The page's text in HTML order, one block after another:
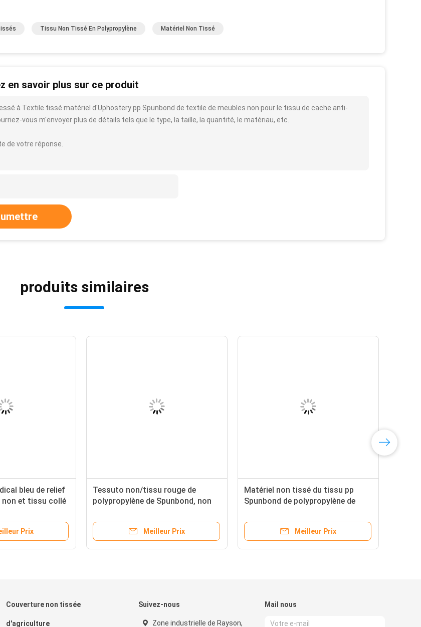
Tissu Non Tissé En Polypropylène Matériel Non Tissé
en savoir plus sur ce produit
à Textile tissé matériel d'Uphostery pp Spunbond de textile de meubles non pour le tissu de cache anti-
vous m'envoyer plus de détails tels que le type, la taille, la quantité, le matériau, etc.
de votre réponse.
produits similaires
bleu de relief
non et tissu collé
Prix
Tessuto non/tissu rouge de
polypropylène de Spunbond, non
non tissé
Meilleur Prix
Matériel non tissé du tissu pp
Spunbond de polypropylène de
meubles
Meilleur Prix
Couverture non tissée
d'agriculture
Suivez-nous
Zone industrielle de Rayson,
Mail nous